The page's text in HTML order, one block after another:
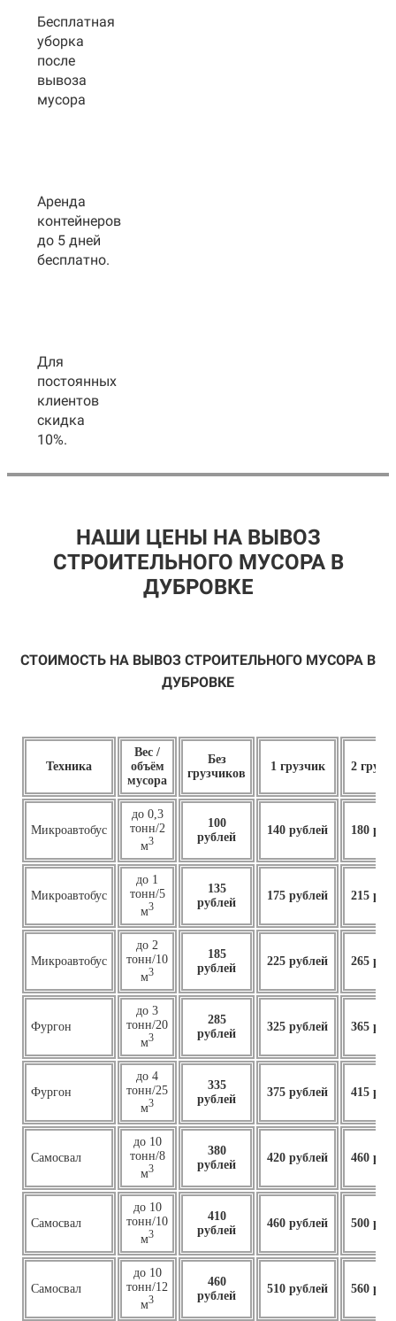
Бесплатная
уборка
после
вывоза
мусора
Аренда
контейнеров
до 5 дней
бесплатно.
Для
постоянных
клиентов
скидка
10%.
НАШИ ЦЕНЫ НА ВЫВОЗ
СТРОИТЕЛЬНОГО МУСОРА В
ДУБРОВКЕ
СТОИМОСТЬ НА ВЫВОЗ СТРОИТЕЛЬНОГО МУСОРА В
ДУБРОВКЕ
Техника
Вес /
объём
мусора
Без
грузчиков
1 грузчик 2
Микроавтобус
до 0,3
тонн/2
м3
100
рублей
140 рублей 180
Микроавтобус
до 1
тонн/5
м3
135
рублей
175 рублей 215
Микроавтобус
до 2
тонн/10
м3
185
рублей
225 рублей 265
Фургон
до 3
тонн/20
м3
285
рублей
325 рублей 365
Фургон
до 4
тонн/25
м3
335
рублей
375 рублей 415
Самосвал
до 10
тонн/8
м3
380
рублей
420 рублей 460
Самосвал
до 10
тонн/10
м3
410
рублей
460 рублей 500
Самосвал
до 10
тонн/12
м3
460
рублей
510 рублей 560